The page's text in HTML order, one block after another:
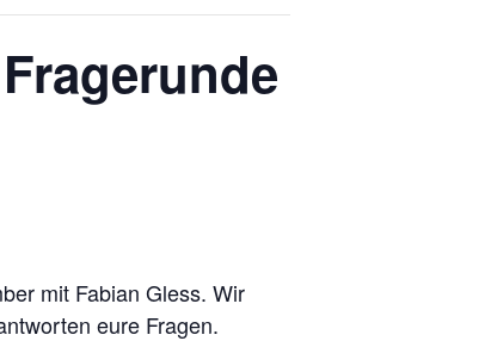
mit Fabian Gless. Wir
eure Fragen.